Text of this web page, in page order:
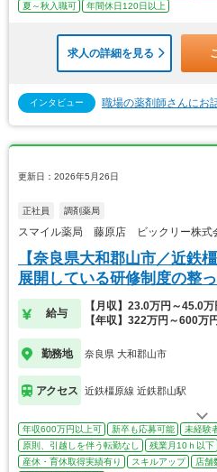
夏～秋入職可
年間休日120日以上
求人の詳細を見る
インタビュー 職場の薬剤師さんにお
更新日：2026年5月26日
正社員 調剤薬局
スマイル薬局 藤原店 ビックリー株式
【奈良県大和郡山市／近鉄
展開している研修制度の整
給与
【月収】23.0万円～45.0万
【年収】322万円～600万円
勤務地 奈良県 大和郡山市
アクセス 近鉄橿原線 近鉄郡山駅
年収600万円以上可 新卒も応募可能
未経験
原則、引越しを伴う転勤なし
残業月10ｈ以下
産休・育休取得実績有り
スキルアップ 店舗